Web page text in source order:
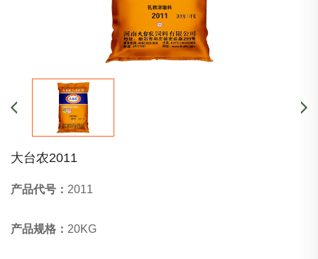
大台农2011
产品代号： 2011
产品规格： 20KG